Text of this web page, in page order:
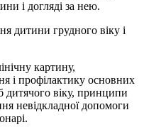
і догляді за нею.
дитини грудного віку і
картину,
і профілактику основних
дитячого віку, принципи
невідкладної допомоги